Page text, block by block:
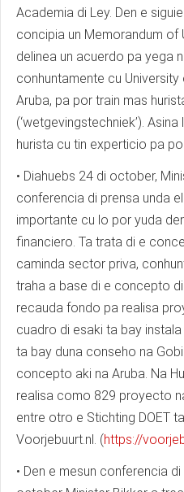
Academia di Ley. Den e
concipia un Memorandum of
delinea un acuerdo pa yega
conhuntamente cu
Aruba, pa por train mas
(‘wetgevingstechniek’).
hurista cu tin experticio pa
• Diahuebs 24 di october,
conferencia di prensa unda
importante cu lo por yuda
financiero. Ta trata di e
caminda sector priva,
traha a base di e concepto di
recauda fondo pa realisa
cuadro di esaki ta bay
ta bay duna conseho na
concepto aki na Aruba. Na
realisa como 829 proyecto
entre otro e Stichting DOET
Voorjebuurt.nl. (https://
• Den e mesun conferencia